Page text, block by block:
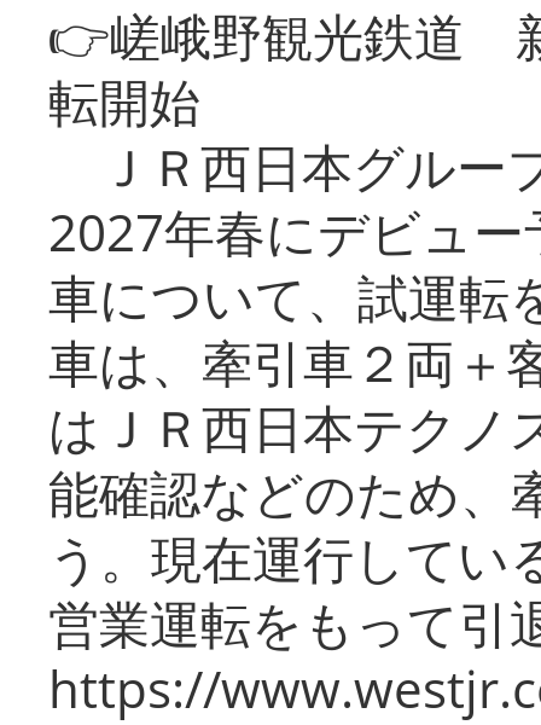
👉嵯峨野観光鉄道
転開始
ＪＲ西日本グルー
2027年春にデビュ
車について、試運転
車は、牽引車２両＋
はＪＲ西日本テクノ
能確認などのため、
う。現在運行してい
営業運転をもって引
https://